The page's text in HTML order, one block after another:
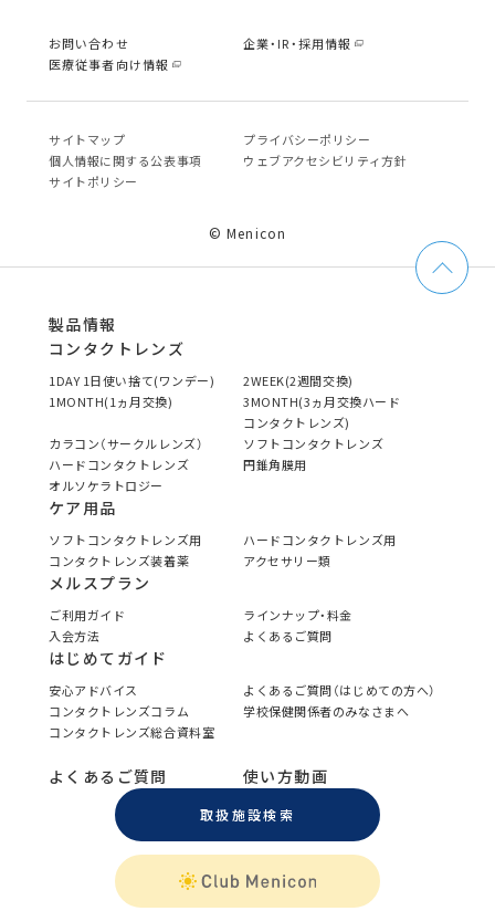
お問い合わせ
企業・IR・採用情報
医療従事者向け情報
サイトマップ
プライバシーポリシー
個⼈情報に関する公表事項
ウェブアクセシビリティ方針
サイトポリシー
© Menicon
製品情報
コンタクトレンズ
1DAY 1日使い捨て(ワンデー)
2WEEK(2週間交換)
1MONTH(1ヵ月交換)
3MONTH(3ヵ月交換ハード
コンタクトレンズ)
カラコン（サークルレンズ）
ソフトコンタクトレンズ
ハードコンタクトレンズ
円錐角膜用
オルソケラトロジー
ケア用品
ソフトコンタクトレンズ用
ハードコンタクトレンズ用
コンタクトレンズ装着薬
アクセサリー類
メルスプラン
ご利用ガイド
ラインナップ・料金
入会方法
よくあるご質問
はじめてガイド
安心アドバイス
よくあるご質問（はじめての方へ）
コンタクトレンズコラム
学校保健関係者のみなさまへ
コンタクトレンズ総合資料室
よくあるご質問 使い方動画
取扱施設検索